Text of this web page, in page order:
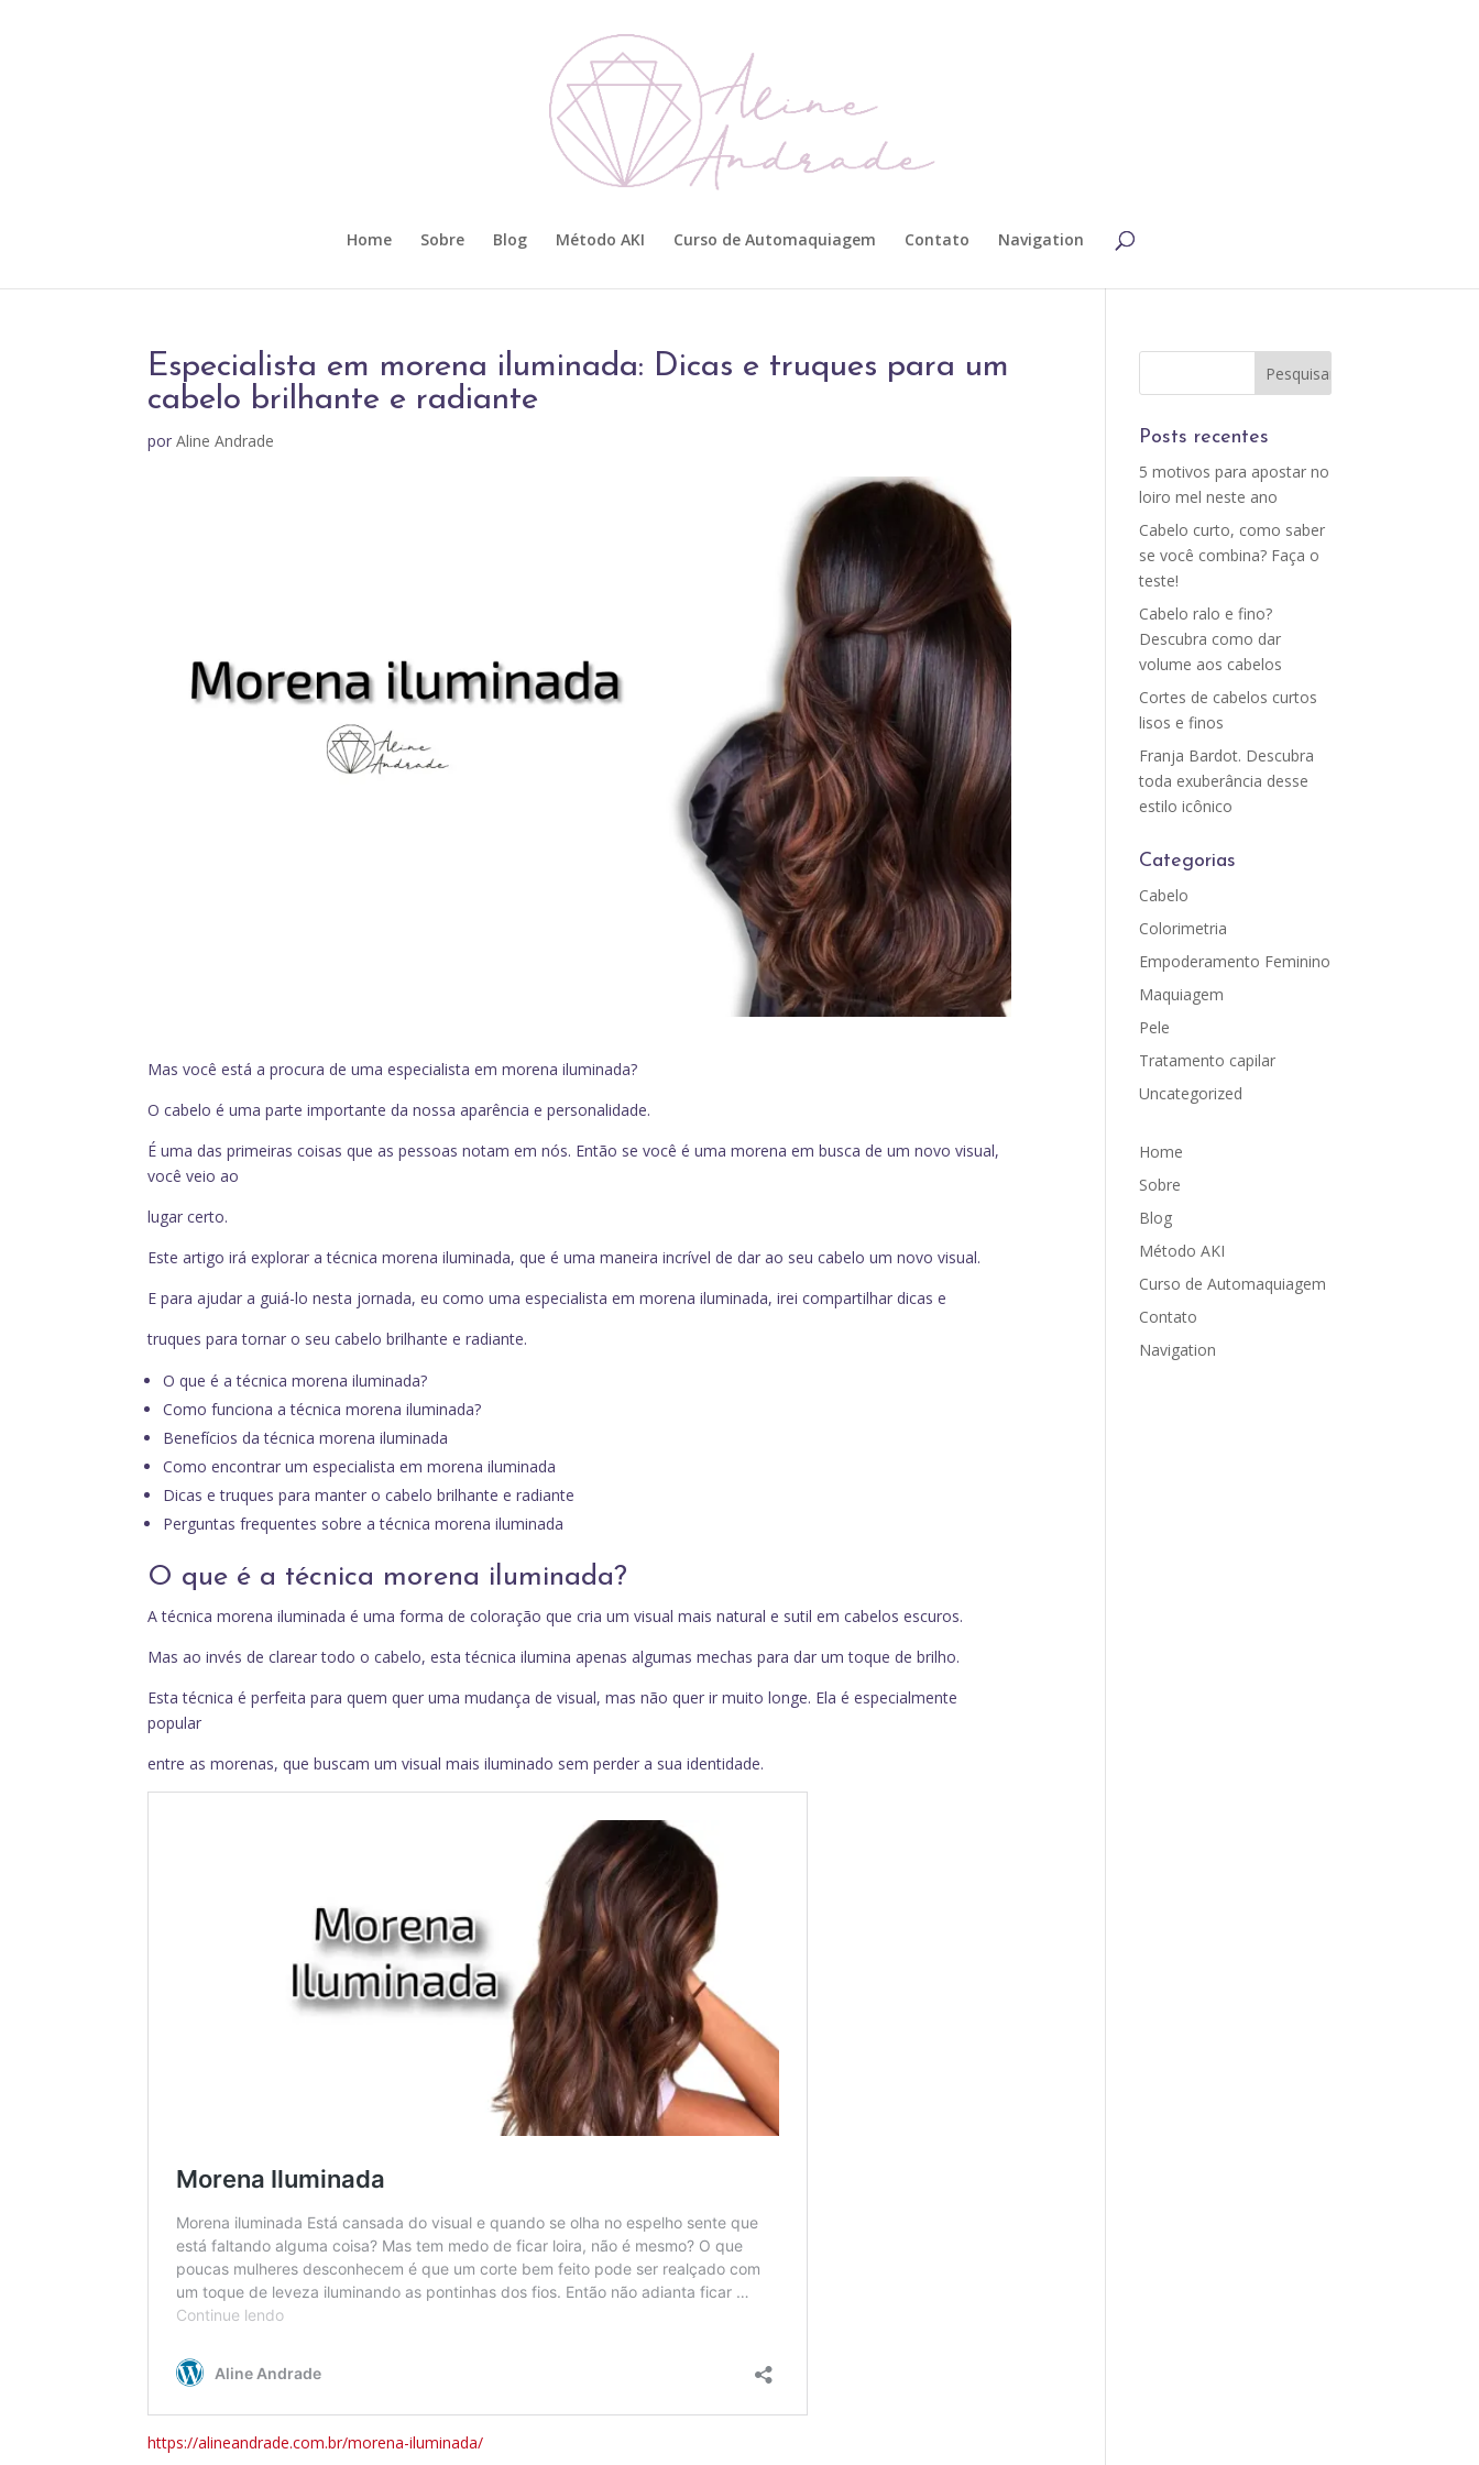
Home Sobre Blog Método AKI Curso de Automaquiagem Contato Navigation
Especialista em morena iluminada: Dicas e truques para um
cabelo brilhante e radiante
porAline Andrade
Mas você está a procura de uma especialista em morena iluminada?
O cabelo é uma parte importante da nossa aparência e personalidade.
É uma das primeiras coisas que as pessoas notam em nós. Então se você é uma morena em busca de um novo visual,
você veio ao
lugar certo.
Este artigo irá explorar a técnica morena iluminada, que é uma maneira incrível de dar ao seu cabelo um novo visual.
E para ajudar a guiá-lo nesta jornada, eu como uma especialista em morena iluminada, irei compartilhar dicas e
truques para tornar o seu cabelo brilhante e radiante.
O que é a técnica morena iluminada?
Como funciona a técnica morena iluminada?
Benefícios da técnica morena iluminada
Como encontrar um especialista em morena iluminada
Dicas e truques para manter o cabelo brilhante e radiante
Perguntas frequentes sobre a técnica morena iluminada
O que é a técnica morena iluminada?
A técnica morena iluminada é uma forma de coloração que cria um visual mais natural e sutil em cabelos escuros.
Mas ao invés de clarear todo o cabelo, esta técnica ilumina apenas algumas mechas para dar um toque de brilho.
Esta técnica é perfeita para quem quer uma mudança de visual, mas não quer ir muito longe. Ela é especialmente
popular
entre as morenas, que buscam um visual mais iluminado sem perder a sua identidade.
https://alineandrade.com.br/morena-iluminada/
Posts recentes
5 motivos para apostar no
loiro mel neste ano
Cabelo curto, como saber
se você combina? Faça o
teste!
Cabelo ralo e fino?
Descubra como dar
volume aos cabelos
Cortes de cabelos curtos
lisos e finos
Franja Bardot. Descubra
toda exuberância desse
estilo icônico
Categorias
Cabelo
Colorimetria
Empoderamento Feminino
Maquiagem
Pele
Tratamento capilar
Uncategorized
Home
Sobre
Blog
Método AKI
Curso de Automaquiagem
Contato
Navigation